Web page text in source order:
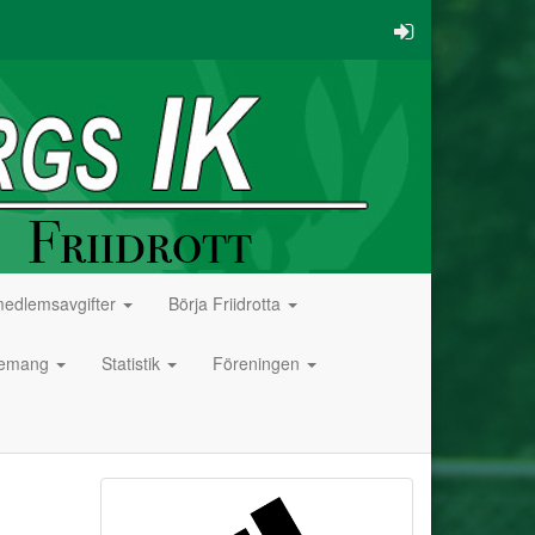
Börja Friidrotta
Statistik Föreningen